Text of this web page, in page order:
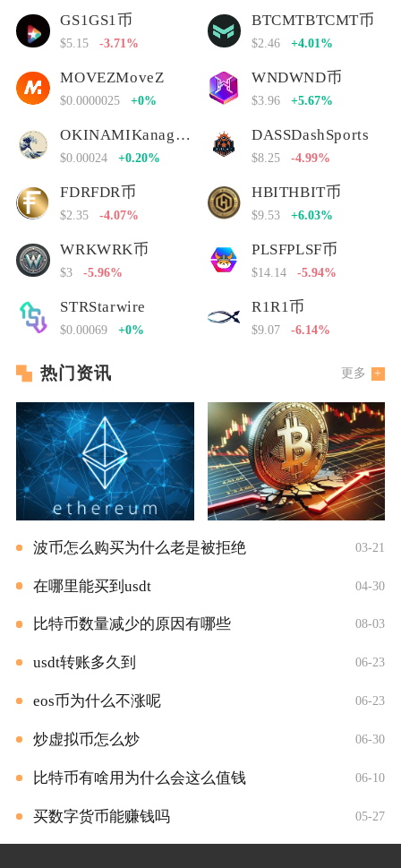
GS1GS1币
$5.15 -3.71%
BTCMTBTCMT币
$2.46 +4.01%
MOVEZMoveZ
$0.0000025 +0%
WNDWND币
$3.96 +5.67%
OKINAMIKanagawa Nami
$0.00024 +0.20%
DASSDashSports
$8.25 -4.99%
FDRFDR币
$2.35 -4.07%
HBITHBIT币
$9.53 +6.03%
WRKWRK币
$3 -5.96%
PLSFPLSF币
$14.14 -5.94%
STRStarwire
$0.00069 +0%
R1R1币
$9.07 -6.14%
热门资讯 更多
波币怎么购买为什么老是被拒绝 03-21
在哪里能买到usdt 04-30
比特币数量减少的原因有哪些 08-03
usdt转账多久到 06-23
eos币为什么不涨呢 06-23
炒虚拟币怎么炒 06-30
比特币有啥用为什么会这么值钱 06-10
买数字货币能赚钱吗 05-27